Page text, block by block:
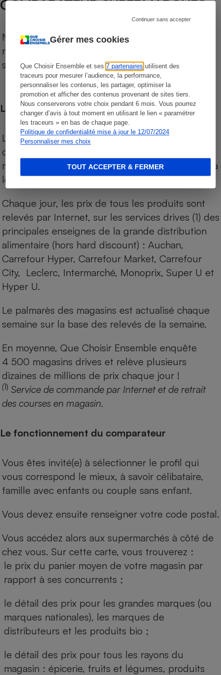
Gérer mes cookies
Que Choisir Ensemble et ses7 partenaires utilisent des
traceurs pour mesurer l’audience, la performance,
personnaliser les contenus, les partager, optimiser la
promotion et afficher des contenus provenant de sites tiers.
Nous conserverons votre choix pendant 6 mois. Vous pourrez
changer d’avis à tout moment en utilisant le lien « paramétrer
les traceurs » en bas de chaque page.
Politique de confidentialité mise à jour le 12/07/2024
Personnaliser mes choix
Continuer sans accepter
TOUT ACCEPTER & FERMER
COMPARATEUR SUPERMARCHÉS
Notre comparateur de supermarchés propose le
niveau de prix des supermarchés, géolocalisés
sur le territoire français.
Les comparaisons de prix
Les comparaisons sont réalisées sur l’ensemble
des produits des magasins. Les produits de
marques de distributeurs (MDD) sont comparés à
leurs équivalents chez leurs concurrents.
Chaque jour, les prix de tous les produits sont
relevés par Internet, sur les services drives (1) des
principales enseignes de la grande distribution
alimentaire (hors hard discount) : Auchan,
Carrefour Hyper, Carrefour Market, Carrefour
City, Leclerc, Intermarché, Monoprix, Super U et
Hyper U.
Le palmarès des magasins est actualisé chaque
semaine sur la base des relevés de la semaine.
En moyenne, Que Choisir Ensemble enquête
4 500 magasins drives et relève plusieurs
dizaines de millions de prix chaque jour !
(1) Service de commande par Internet et de retrait
des courses en magasin.
Le fonctionnement du comparateur
Vous êtes invité(e) à sélectionner le profil qui
vous correspond le mieux, à savoir célibataire,
famille avec enfants ou couple sans enfant.
Vous devez ensuite renseigner votre code postal.
Vous accédez alors aux supermarchés à côté de
chez vous. Sur cette carte, vous trouverez :
le prix du panier moyen de votre magasin par
rapport à ses concurrents ;
le détail des prix pour les grandes marques (ou
marques nationales), les marques de
distributeurs et les produits bio ;
le détail des prix pour tous les rayons du
magasin : épicerie, fruits et légumes, produits